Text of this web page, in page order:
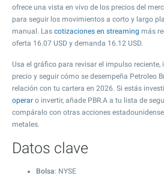
ofrece una vista en vivo de los precios del
para seguir los movimientos a corto y largo
manual. Las cotizaciones en streaming más
oferta 16.07 USD y demanda 16.12 USD.
Usa el gráfico para revisar el impulso
precio y seguir cómo se desempeña Petroleo
relación con tu cartera en 2026. Si estás
operar o invertir, añade PBR.A a tu lista de
compáralo con otras acciones
metales.
Datos clave
Bolsa: NYSE